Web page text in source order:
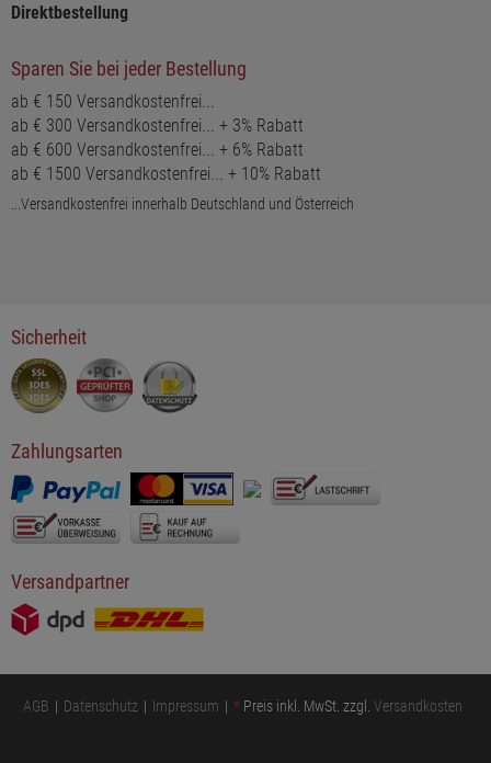
Direktbestellung
Sparen Sie bei jeder Bestellung
ab € 150 Versandkostenfrei...
ab € 300 Versandkostenfrei... + 3% Rabatt
ab € 600 Versandkostenfrei... + 6% Rabatt
ab € 1500 Versandkostenfrei... + 10% Rabatt
...Versandkostenfrei innerhalb Deutschland und Österreich
Sicherheit
Zahlungsarten
Versandpartner
AGB Datenschutz Impressum * Preis inkl. MwSt. zzgl. Versandkosten